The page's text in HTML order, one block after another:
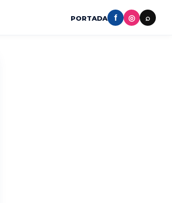
PORTADA f ◎ ⌕